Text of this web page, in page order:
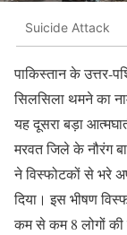
Suicide Attack
पाकिस्तान के उत्तर-
सिलसिला थमने का
यह दूसरा बड़ा
मरवत जिले के नौरंग
ने विस्फोटकों से भरे
दिया। इस भीषण
कम से कम 8 लोगों की